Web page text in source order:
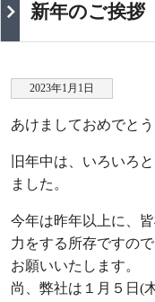
新年のご挨拶
2023年1月1日
あけましておめでとう
旧年中は、いろいろ
ました。
今年は昨年以上に、
力をする所存ですの
お願いいたします。
尚、弊社は１月５日(